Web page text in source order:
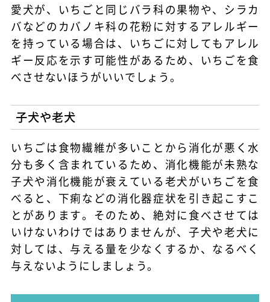
愛犬が、いちごと同じバラ科の果物や、シラカ
バなどのカバノキ科の花粉に対するアレルギー
を持っている場合は、いちごに対してもアレル
ギー反応を示す可能性があるため、いちごを食
べさせないほうがいいでしょう。
子犬や老犬
いちごは食物繊維が多いことから消化が悪く水
分も多く含まれているため、消化機能が未熟な
子犬や消化機能が衰えている老犬がいちごを食
べると、下痢などの消化器症状を引き起こすこ
とがあります。そのため、絶対に食べさせては
いけないわけではありませんが、子犬や老犬に
対しては、与える量を少なくするか、なるべく
与えないようにしましょう。